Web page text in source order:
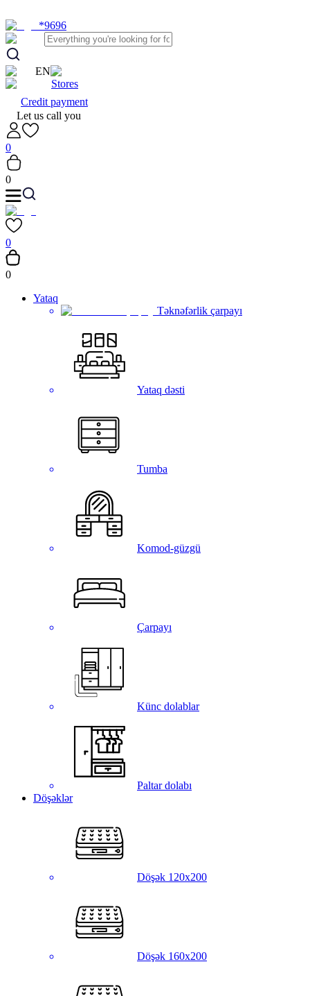
*9696
EN
Stores
Credit payment
Let us call you
0
0
0
0
Yataq
Təknəfərlik çarpayı
Yataq dəsti
Tumba
Komod-güzgü
Çarpayı
Künc dolablar
Paltar dolabı
Döşəklər
Döşək 120x200
Döşək 160x200